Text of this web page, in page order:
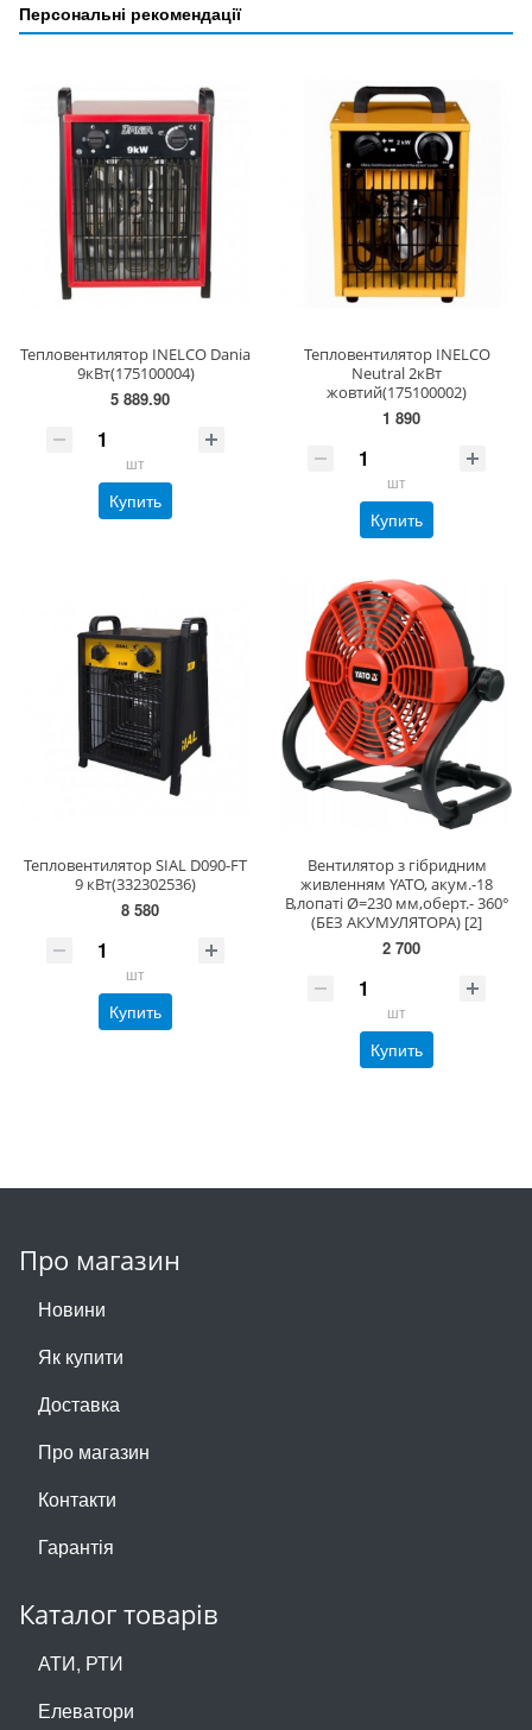
Персональні рекомендації
Тепловентилятор INELCO Dania
9кВт(175100004)
5 889.90
шт
Купить
Тепловентилятор INELCO
Neutral 2кВт
жовтий(175100002)
1 890
шт
Купить
Тепловентилятор SIAL D090-FT
9 кВт(332302536)
8 580
шт
Купить
Вентилятор з гібридним
живленням YATO, акум.-18
В,лопаті Ø=230 мм,оберт.- 360°
(БЕЗ АКУМУЛЯТОРА) [2]
2 700
шт
Купить
Про магазин
Новини
Як купити
Доставка
Про магазин
Контакти
Гарантія
Каталог товарів
АТИ, РТИ
Елеватори